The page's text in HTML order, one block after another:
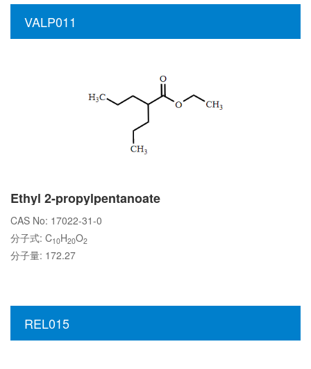
VALP011
Ethyl 2-propylpentanoate
CAS No: 17022-31-0
分子式: C10H20O2
分子量: 172.27
REL015